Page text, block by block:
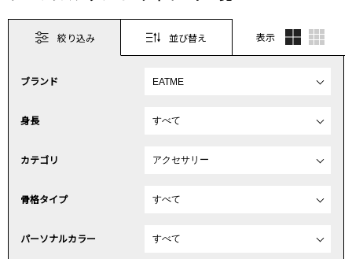
絞り込み 並び替え 表示
ブランド
身長
カテゴリ
骨格タイプ
パーソナルカラー